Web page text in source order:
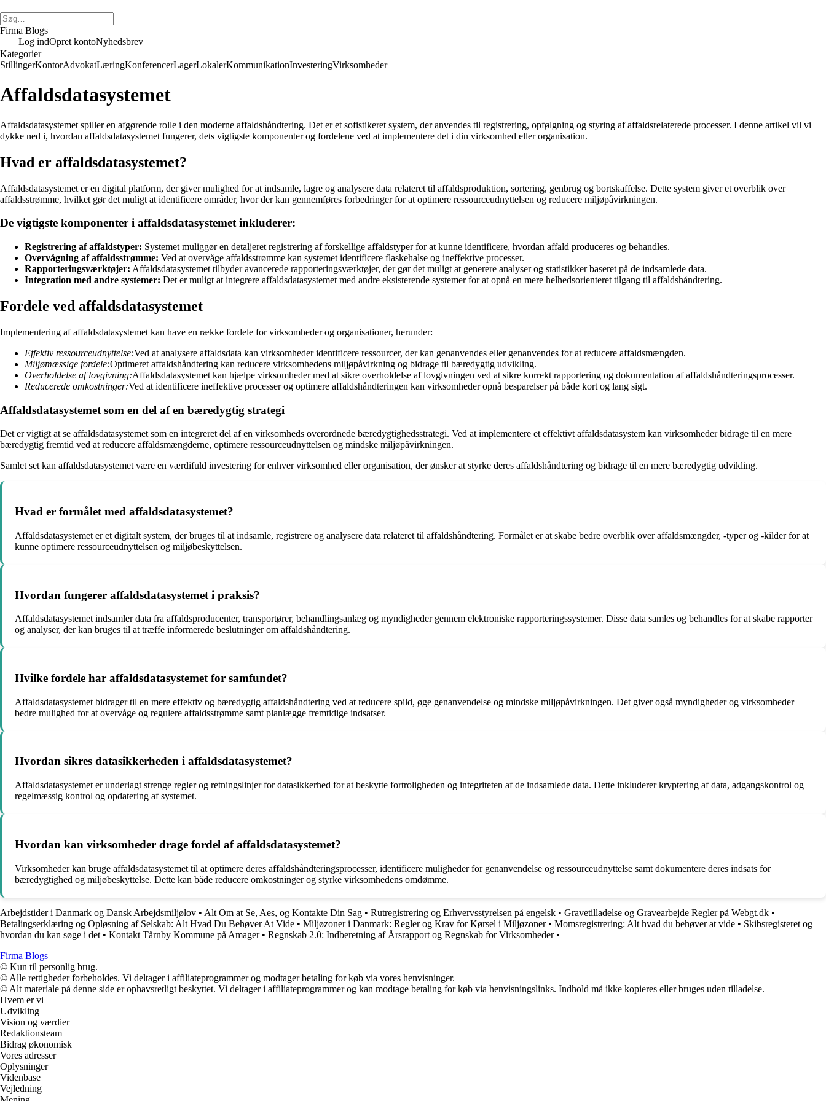
Firma Blogs
Log indOpret kontoNyhedsbrev
Kategorier
StillingerKontorAdvokatLæringKonferencerLagerLokalerKommunikationInvesteringVirksomheder
Affaldsdatasystemet
Affaldsdatasystemet spiller en afgørende rolle i den moderne affaldshåndtering. Det er et sofistikeret system, der anvendes til registrering, opfølgning og styring af affaldsrelaterede processer. I denne artikel vil vi
dykke ned i, hvordan affaldsdatasystemet fungerer, dets vigtigste komponenter og fordelene ved at implementere det i din virksomhed eller organisation.
Hvad er affaldsdatasystemet?
Affaldsdatasystemet er en digital platform, der giver mulighed for at indsamle, lagre og analysere data relateret til affaldsproduktion, sortering, genbrug og bortskaffelse. Dette system giver et overblik over
affaldsstrømme, hvilket gør det muligt at identificere områder, hvor der kan gennemføres forbedringer for at optimere ressourceudnyttelsen og reducere miljøpåvirkningen.
De vigtigste komponenter i affaldsdatasystemet inkluderer:
Registrering af affaldstyper: Systemet muliggør en detaljeret registrering af forskellige affaldstyper for at kunne identificere, hvordan affald produceres og behandles.
Overvågning af affaldsstrømme: Ved at overvåge affaldsstrømme kan systemet identificere flaskehalse og ineffektive processer.
Rapporteringsværktøjer: Affaldsdatasystemet tilbyder avancerede rapporteringsværktøjer, der gør det muligt at generere analyser og statistikker baseret på de indsamlede data.
Integration med andre systemer: Det er muligt at integrere affaldsdatasystemet med andre eksisterende systemer for at opnå en mere helhedsorienteret tilgang til affaldshåndtering.
Fordele ved affaldsdatasystemet
Implementering af affaldsdatasystemet kan have en række fordele for virksomheder og organisationer, herunder:
Effektiv ressourceudnyttelse:Ved at analysere affaldsdata kan virksomheder identificere ressourcer, der kan genanvendes eller genanvendes for at reducere affaldsmængden.
Miljømæssige fordele:Optimeret affaldshåndtering kan reducere virksomhedens miljøpåvirkning og bidrage til bæredygtig udvikling.
Overholdelse af lovgivning:Affaldsdatasystemet kan hjælpe virksomheder med at sikre overholdelse af lovgivningen ved at sikre korrekt rapportering og dokumentation af affaldshåndteringsprocesser.
Reducerede omkostninger:Ved at identificere ineffektive processer og optimere affaldshåndteringen kan virksomheder opnå besparelser på både kort og lang sigt.
Affaldsdatasystemet som en del af en bæredygtig strategi
Det er vigtigt at se affaldsdatasystemet som en integreret del af en virksomheds overordnede bæredygtighedsstrategi. Ved at implementere et effektivt affaldsdatasystem kan virksomheder bidrage til en mere
bæredygtig fremtid ved at reducere affaldsmængderne, optimere ressourceudnyttelsen og mindske miljøpåvirkningen.
Samlet set kan affaldsdatasystemet være en værdifuld investering for enhver virksomhed eller organisation, der ønsker at styrke deres affaldshåndtering og bidrage til en mere bæredygtig udvikling.
Hvad er formålet med affaldsdatasystemet?
Affaldsdatasystemet er et digitalt system, der bruges til at indsamle, registrere og analysere data relateret til affaldshåndtering. Formålet er at skabe bedre overblik over affaldsmængder, -typer og -kilder for at
kunne optimere ressourceudnyttelsen og miljøbeskyttelsen.
Hvordan fungerer affaldsdatasystemet i praksis?
Affaldsdatasystemet indsamler data fra affaldsproducenter, transportører, behandlingsanlæg og myndigheder gennem elektroniske rapporteringssystemer. Disse data samles og behandles for at skabe rapporter
og analyser, der kan bruges til at træffe informerede beslutninger om affaldshåndtering.
Hvilke fordele har affaldsdatasystemet for samfundet?
Affaldsdatasystemet bidrager til en mere effektiv og bæredygtig affaldshåndtering ved at reducere spild, øge genanvendelse og mindske miljøpåvirkningen. Det giver også myndigheder og virksomheder
bedre mulighed for at overvåge og regulere affaldsstrømme samt planlægge fremtidige indsatser.
Hvordan sikres datasikkerheden i affaldsdatasystemet?
Affaldsdatasystemet er underlagt strenge regler og retningslinjer for datasikkerhed for at beskytte fortroligheden og integriteten af de indsamlede data. Dette inkluderer kryptering af data, adgangskontrol og
regelmæssig kontrol og opdatering af systemet.
Hvordan kan virksomheder drage fordel af affaldsdatasystemet?
Virksomheder kan bruge affaldsdatasystemet til at optimere deres affaldshåndteringsprocesser, identificere muligheder for genanvendelse og ressourceudnyttelse samt dokumentere deres indsats for
bæredygtighed og miljøbeskyttelse. Dette kan både reducere omkostninger og styrke virksomhedens omdømme.
Arbejdstider i Danmark og Dansk Arbejdsmiljølov • Alt Om at Se, Aes, og Kontakte Din Sag • Rutregistrering og Erhvervsstyrelsen på engelsk • Gravetilladelse og Gravearbejde Regler på Webgt.dk •
Betalingserklæring og Opløsning af Selskab: Alt Hvad Du Behøver At Vide • Miljøzoner i Danmark: Regler og Krav for Kørsel i Miljøzoner• Momsregistrering: Alt hvad du behøver at vide • Skibsregisteret og
hvordan du kan søge i det • Kontakt Tårnby Kommune på Amager• Regnskab 2.0: Indberetning af Årsrapport og Regnskab for Virksomheder•
Firma Blogs
© Kun til personlig brug.
© Alle rettigheder forbeholdes. Vi deltager i affiliateprogrammer og modtager betaling for køb via vores henvisninger.
© Alt materiale på denne side er ophavsretligt beskyttet. Vi deltager i affiliateprogrammer og kan modtage betaling for køb via henvisningslinks. Indhold må ikke kopieres eller bruges uden tilladelse.
Hvem er vi
Udvikling
Vision og værdier
Redaktionsteam
Bidrag økonomisk
Vores adresser
Oplysninger
Videnbase
Vejledning